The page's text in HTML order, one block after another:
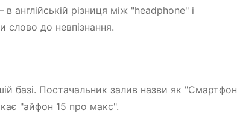
англійській різниця між "headphone" і
слово до невпізнання.
базі. Постачальник залив назви як "Смартфон
"айфон 15 про макс".